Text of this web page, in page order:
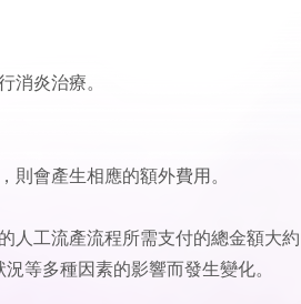
炎治療。
會產生相應的額外費用。
工流產流程所需支付的總金額大約
等多種因素的影響而發生變化。